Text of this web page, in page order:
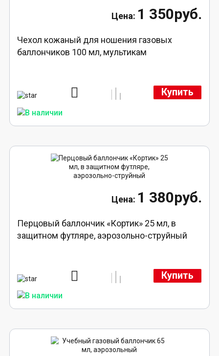
1 350руб.
Чехол кожаный для ношения газовых
баллончиков 100 мл, мультикам
Купить
1 380руб.
Перцовый баллончик «Кортик» 25 мл, в
защитном футляре, аэрозольно-струйный
Купить